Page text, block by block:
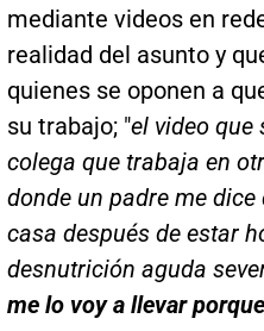
mediante videos en
realidad del asunto y
quienes se oponen a
su trabajo; "el video que
colega que trabaja en
donde un padre me
casa después de estar
desnutrición aguda
me lo voy a llevar